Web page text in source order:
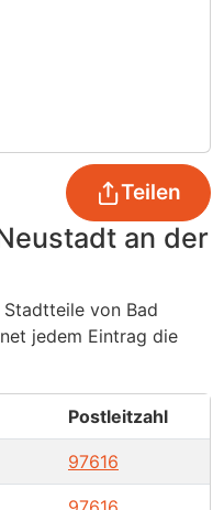
Teilen
an der
von Bad
jedem Eintrag die
Postleitzahl
97616